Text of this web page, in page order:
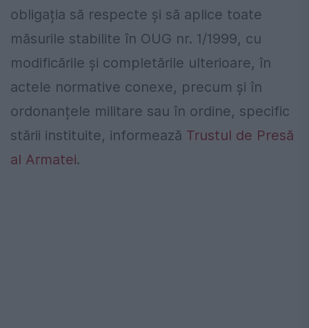
obligația să respecte și să aplice toate
măsurile stabilite în OUG nr. 1/1999, cu
modificările și completările ulterioare, în
actele normative conexe, precum și în
ordonanțele militare sau în ordine, specific
stării instituite, informează Trustul de Presă
al Armatei.